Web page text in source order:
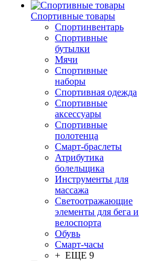
Спортивные товары
Спортинвентарь
Спортивные
бутылки
Мячи
Спортивные
наборы
Спортивная одежда
Спортивные
аксессуары
Спортивные
полотенца
Смарт-браслеты
Атрибутика
болельщика
Инструменты для
массажа
Светоотражающие
элементы для бега и
велоспорта
Обувь
Смарт-часы
+ ЕЩЕ 9